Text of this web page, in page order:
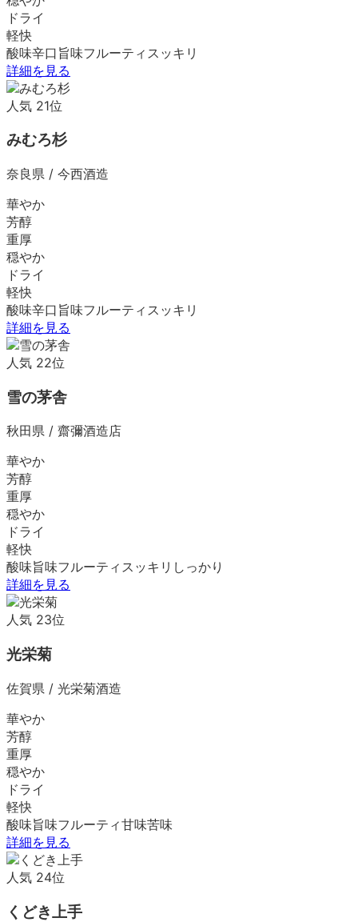
ドライ
軽快
酸味辛口 旨味フルーティ スッキリ
詳細を見る
人気 21位
みむろ杉
奈良県 / 今西酒造
華やか
芳醇
重厚
穏やか
ドライ
軽快
酸味辛口 旨味フルーティ スッキリ
詳細を見る
人気 22位
雪の茅舎
秋田県 / 齋彌酒造店
華やか
芳醇
重厚
穏やか
ドライ
軽快
酸味旨味フルーティ スッキリ しっかり
詳細を見る
人気 23位
光栄菊
佐賀県 / 光栄菊酒造
華やか
芳醇
重厚
穏やか
ドライ
軽快
酸味旨味フルーティ甘味苦味
詳細を見る
人気 24位
くどき上手